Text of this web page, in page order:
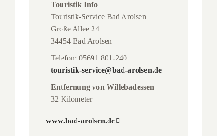
Touristik Info
Touristik-Service Bad Arolsen
Große Allee 24
34454 Bad Arolsen
Telefon: 05691 801-240
touristik-service@bad-arolsen.de
Entfernung von Willebadessen
32 Kilometer
www.bad-arolsen.de